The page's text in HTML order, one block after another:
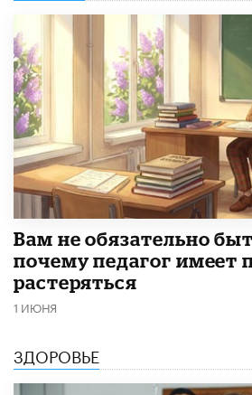
​Вам не обязательно
почему педагог имеет
растеряться
1 ИЮНЯ
ЗДОРОВЬЕ